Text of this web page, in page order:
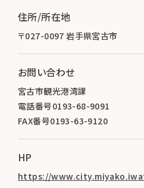
住所/所在地
〒027-0097 岩手県宮古市
お問い合わせ
宮古市観光港湾課
電話番号0193-68-9091
FAX番号0193-63-9120
HP
https://